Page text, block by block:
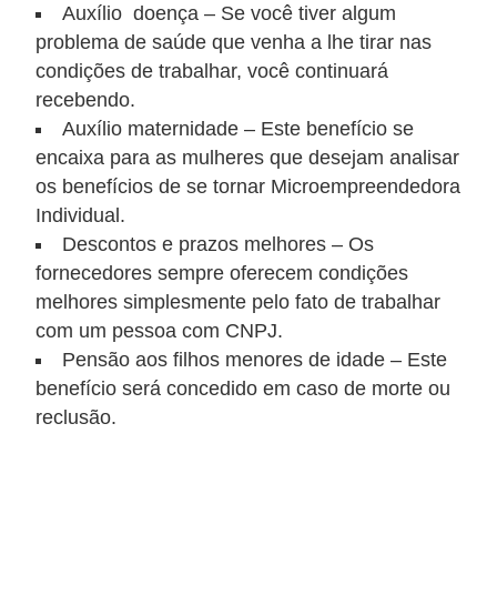
Auxílio doença – Se você tiver algum
problema de saúde que venha a lhe tirar nas
condições de trabalhar, você continuará
recebendo.
Auxílio maternidade – Este benefício se
encaixa para as mulheres que desejam analisar
os benefícios de se tornar Microempreendedora
Individual.
Descontos e prazos melhores – Os
fornecedores sempre oferecem condições
melhores simplesmente pelo fato de trabalhar
com um pessoa com CNPJ.
Pensão aos filhos menores de idade – Este
benefício será concedido em caso de morte ou
reclusão.
o
F
ç
a
v
c
ê
e
s